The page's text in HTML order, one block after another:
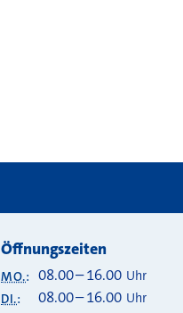
Öffnungszeiten
MO.: 08.00–16.00 Uhr
DI.: 08.00–16.00 Uhr